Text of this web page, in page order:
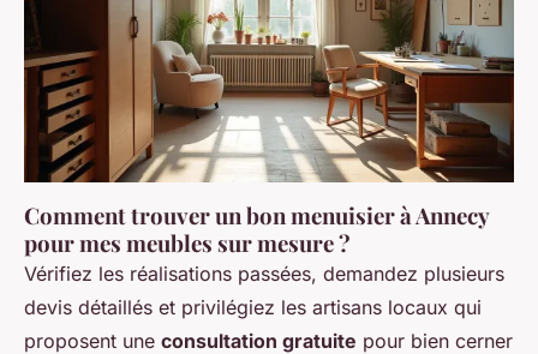
Comment trouver un bon menuisier à Annecy
pour mes meubles sur mesure ?
Vérifiez les réalisations passées, demandez plusieurs
devis détaillés et privilégiez les artisans locaux qui
proposent une consultation gratuite pour bien cerner